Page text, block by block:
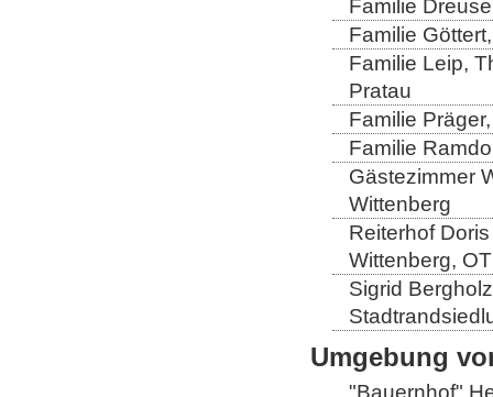
Familie
Familie
Familie Leip,
Pratau
Familie
Familie
Gästezimmer
Wittenberg
Reiterhof
Wittenberg,
Sigrid
Umgebung
"Bauernhof"